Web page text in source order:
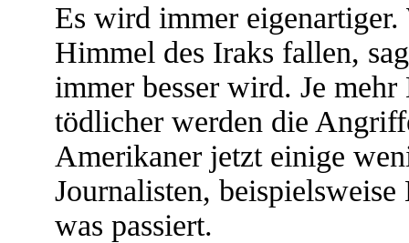
Es wird immer
Himmel des Iraks fallen,
immer besser wird. Je
tödlicher werden die
Amerikaner jetzt einige
Journalisten,
was passiert.